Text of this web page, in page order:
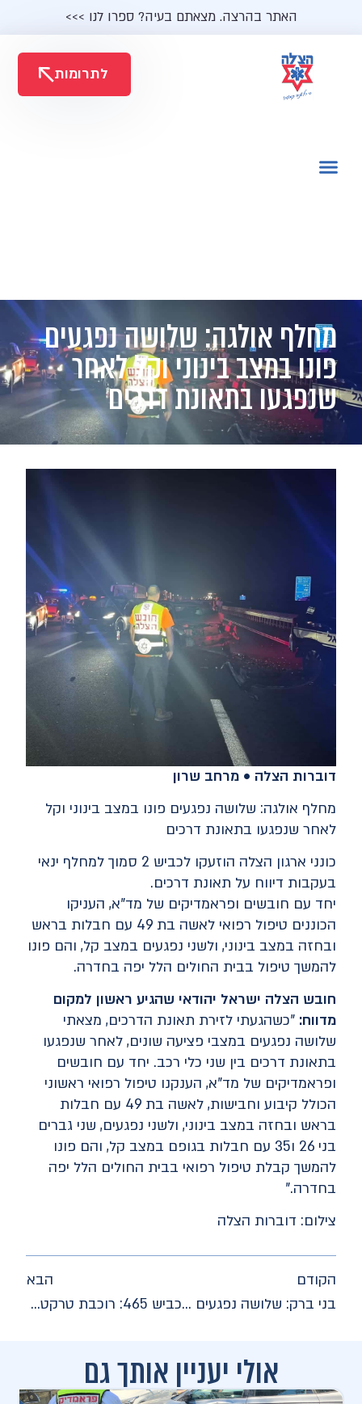
האתר בהרצה. מצאתם בעיה? ספרו לנו >>>
לתרומות
מחלף אולגה: שלושה נפגעים
פונו במצב בינוני וקל לאחר
שנפגעו בתאונת דרכים
דוברות הצלה • מרחב שרון
מחלף אולגה: שלושה נפגעים פונו במצב בינוני וקל
לאחר שנפגעו בתאונת דרכים
כונני ארגון הצלה הוזעקו לכביש 2 סמוך למחלף ינאי
בעקבות דיווח על תאונת דרכים.
יחד עם חובשים ופראמדיקים של מד"א, העניקו
הכוננים טיפול רפואי לאשה בת 49 עם חבלות בראש
ובחזה במצב בינוני, ולשני נפגעים במצב קל, והם פונו
להמשך טיפול בבית החולים הלל יפה בחדרה.
חובש הצלה ישראל יהודאי שהגיע ראשון למקום
מדווח: "כשהגעתי לזירת תאונת הדרכים, מצאתי
שלושה נפגעים במצבי פציעה שונים, לאחר שנפגעו
בתאונת דרכים בין שני כלי רכב. יחד עם חובשים
ופראמדיקים של מד"א, הענקנו טיפול רפואי ראשוני
הכולל קיבוע וחבישות, לאשה בת 49 עם חבלות
בראש ובחזה במצב בינוני, ולשני נפגעים, שני גברים
בני 26 ו35 עם חבלות בגופם במצב קל, והם פונו
להמשך קבלת טיפול רפואי בבית החולים הלל יפה
בחדרה."
צילום: דוברות הצלה
הקודם
בני ברק: שלושה נפגעים פונו הלילה במצב בינוני וקל לאחר שנפגעו בתאונת דרכים
הבא
כביש 465: רוכבת טרקטורון פונתה במצב בינוני לאחר שהתהפכה במהלך הרכיבה
אולי יעניין אותך גם